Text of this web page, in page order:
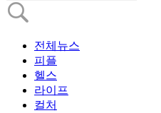
전체뉴스
피플
헬스
라이프
컬처